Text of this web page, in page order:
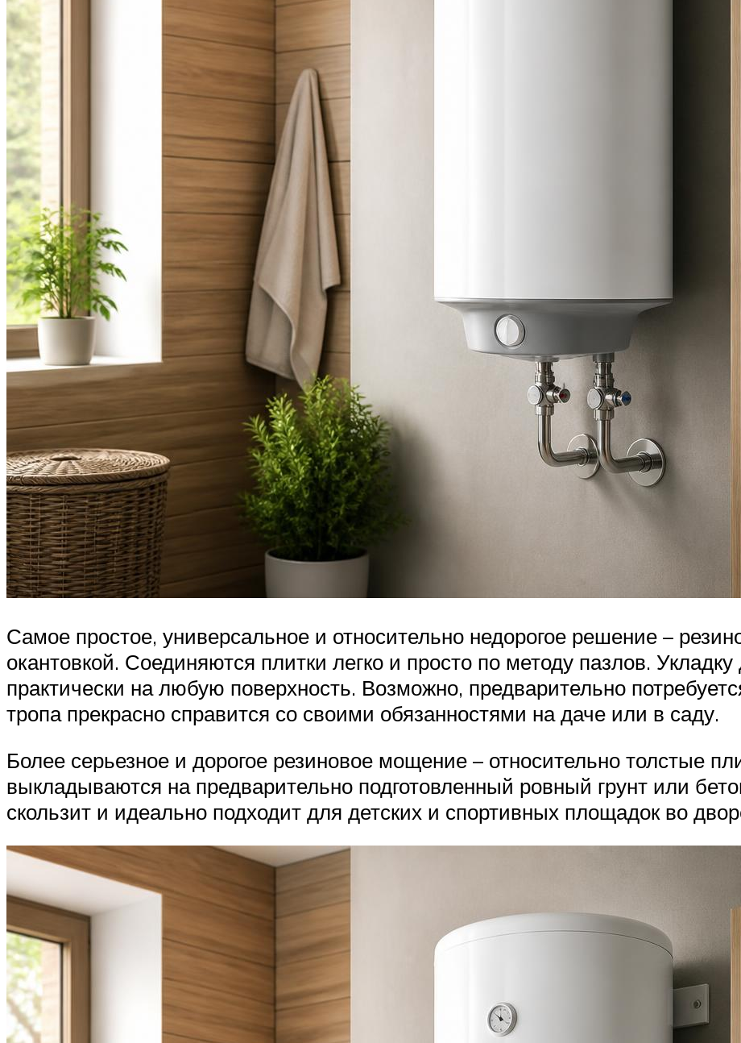
Самое простое, универсальное и относительно недорогое решение –
окантовкой. Соединяются плитки легко и просто по методу пазлов.
практически на любую поверхность. Возможно, предварительно
тропа прекрасно справится со своими обязанностями на даче или в саду.
Более серьезное и дорогое резиновое мощение – относительно толстые
выкладываются на предварительно подготовленный ровный грунт или
скользит и идеально подходит для детских и спортивных площадок во